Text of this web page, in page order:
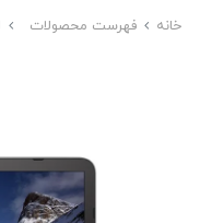
خانه فهرست محصولات